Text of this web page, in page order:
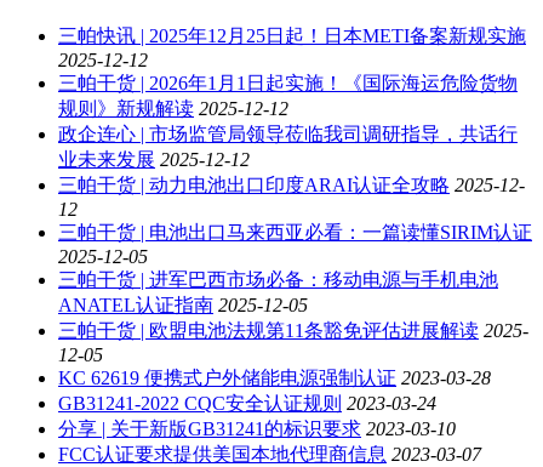
三帕快讯 | 2025年12月25日起！日本METI备案新规实施
2025-12-12
三帕干货 | 2026年1月1日起实施！《国际海运危险货物
规则》新规解读 2025-12-12
政企连心 | 市场监管局领导莅临我司调研指导，共话行
业未来发展 2025-12-12
三帕干货 | 动力电池出口印度ARAI认证全攻略 2025-12-
12
三帕干货 | 电池出口马来西亚必看：一篇读懂SIRIM认证
2025-12-05
三帕干货 | 进军巴西市场必备：移动电源与手机电池
ANATEL认证指南 2025-12-05
三帕干货 | 欧盟电池法规第11条豁免评估进展解读 2025-
12-05
KC 62619 便携式户外储能电源强制认证 2023-03-28
GB31241-2022 CQC安全认证规则 2023-03-24
分享 | 关于新版GB31241的标识要求 2023-03-10
FCC认证要求提供美国本地代理商信息 2023-03-07